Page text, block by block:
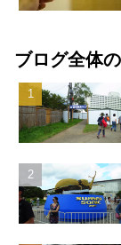
ブログ全体